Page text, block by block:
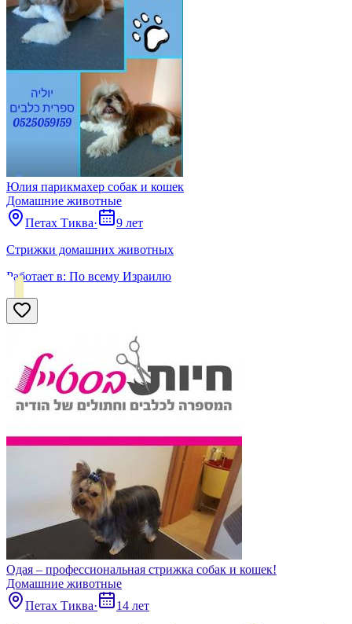
Юлия парикмахер собак и кошек
Домашние животные
Петах Тиква·
9 лет
Стрижки домашних животных
Работает в: По всему Израилю
Одая – профессиональная стрижка собак и кошек!
Домашние животные
Петах Тиква·
14 лет